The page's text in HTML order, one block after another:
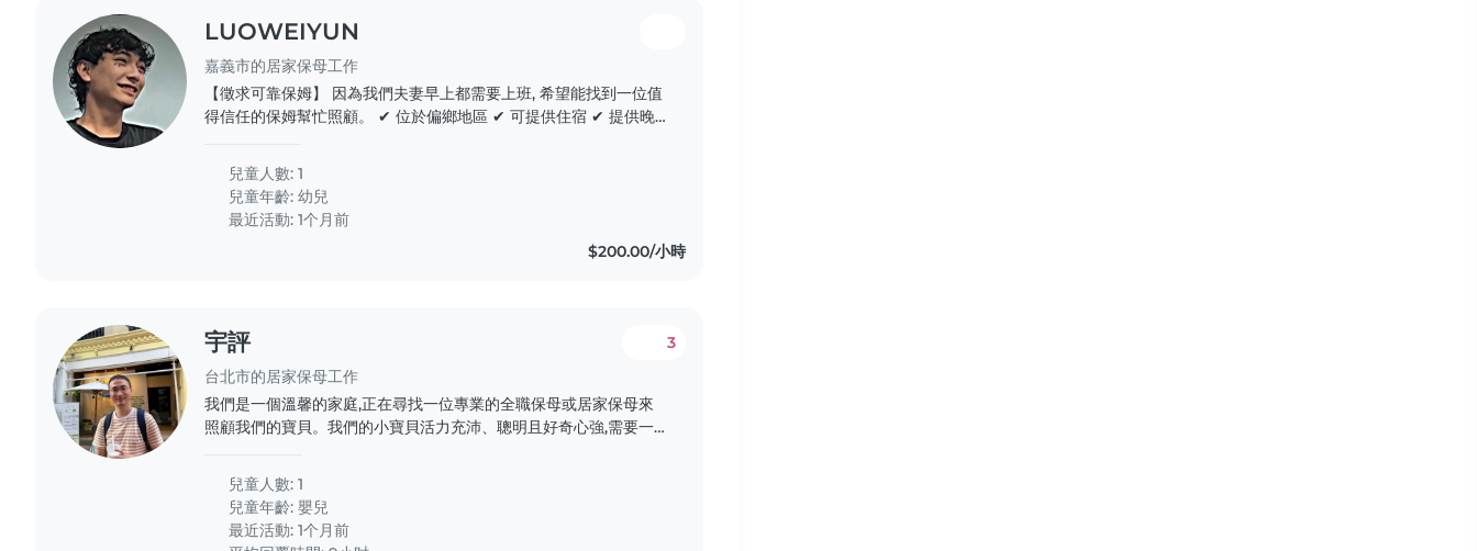
LUOWEIYUN
嘉義市的居家保母工作
【徵求可靠保姆】 因為我們夫妻早上都需要上班, 希望能找到一位值
得信任的保姆幫忙照顧。 ✔ 位於偏鄉地區 ✔ 可提供住宿 ✔ 提供晚
心、有責任感, 歡迎與我們聯繫 🙏 [Seeking a Reliable
Babysitter] As both of us need..
兒童人數: 1
兒童年齡:幼兒
最近活動: 1个月前
$200.00/小時
宇評
台北市的居家保母工作
3
我們是一個溫馨的家庭,正在尋找一位專業的全職保母或居家保母來
照顧我們的寶貝。我們的小寶貝活力充沛、聰明且好奇心強,需要一
寶,並與我們保持良好的溝通。如果您符合條件,歡迎聯繫我們!
兒童人數: 1
兒童年齡:嬰兒
最近活動: 1个月前